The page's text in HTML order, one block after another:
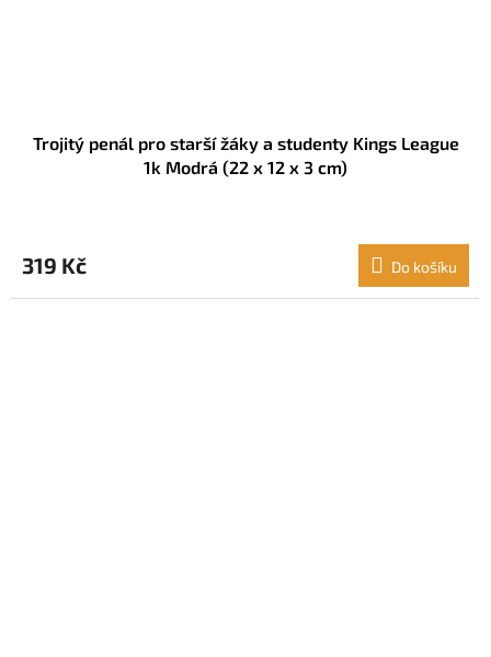
Trojitý penál pro starší žáky a studenty Kings League
1k Modrá (22 x 12 x 3 cm)
319 Kč Do košíku